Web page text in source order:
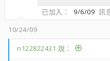
已加入
9/6/09 訊
10/24/09
n122822431 說：